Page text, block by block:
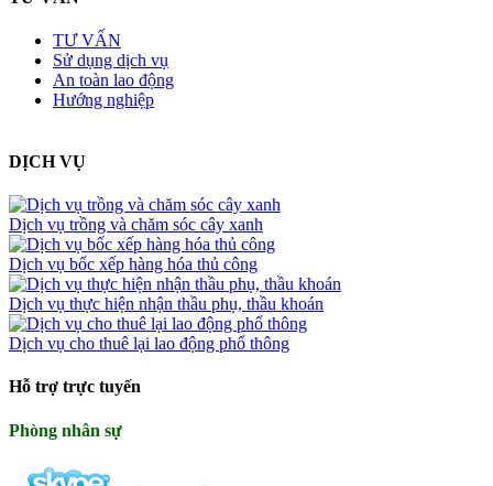
TƯ VẤN
Sử dụng dịch vụ
An toàn lao động
Hướng nghiệp
DỊCH VỤ
Dịch vụ trồng và chăm sóc cây xanh
Dịch vụ bốc xếp hàng hóa thủ công
Dịch vụ thực hiện nhận thầu phụ, thầu khoán
Dịch vụ cho thuê lại lao động phổ thông
Hỗ trợ trực tuyến
Phòng nhân sự